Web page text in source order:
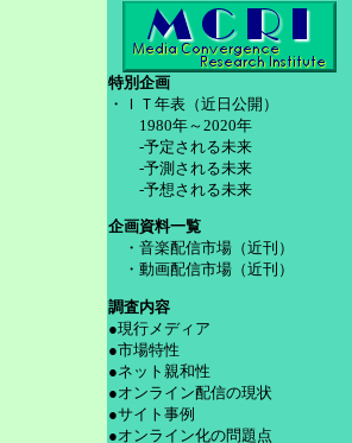
特別企画
・ＩＴ年表（近日公開）
1980年～2020年
-予定される未来
-予測される未来
-予想される未来
企画資料一覧
・音楽配信市場（近刊）
・動画配信市場（近刊）
調査内容
●現行メディア
●市場特性
●ネット親和性
●オンライン配信の現状
●サイト事例
●オンライン化の問題点